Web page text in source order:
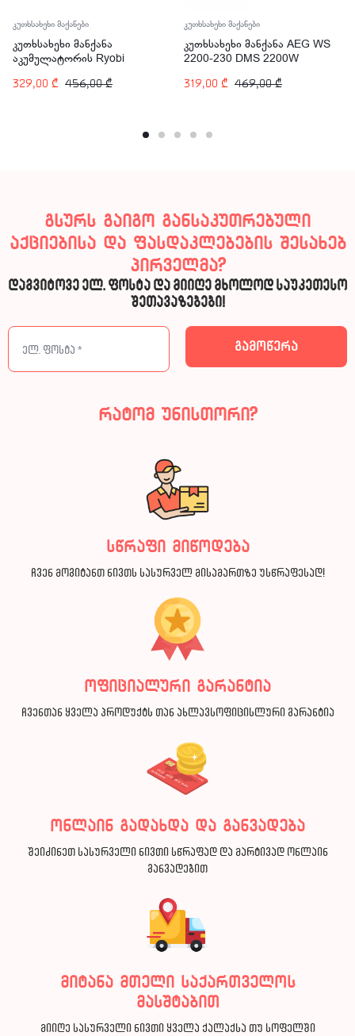
კუთხსახეხი მაქანები
კუთხსახეხი მანქანა
აკუმულატორის Ryobi
329,00 ₾ 456,00₾
კუთხსახეხი მაქანები
კუთხსახეხი მანქანა AEG WS
2200-230 DMS 2200W
319,00 ₾ 469,00₾
გსურს გაიგო განსაკუთრებული
აქციებისა და ფასდაკლებების შესახებ
პირველმა?
დაგვიტოვე ელ. ფოსტა და მიიღე მხოლოდ საუკეთესო
შეთავაზებები!
რატომ უნისთორი?
სწრაფი მიწოდება
ჩვენ მოგიტანთ ნივთს სასურველ მისამართზე უსწრაფესად!
ოფიციალური გარანტია
ჩვენთან ყველა პროდუქტს თან ახლავსოფიცისლური გარანტია
ონლაინ გადახდა და განვადება
შეიძინეთ სასურველი ნივთი სწრაფად და მარტივად ონლაინ
განვადებით
მიტანა მთელი საქართველოს
მასშტაბით
მიიღე სასურველი ნივთი ყველა ქალაქსა თუ სოფელში